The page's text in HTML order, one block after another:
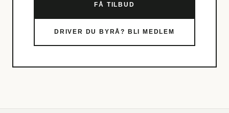
FÅ TILBUD
DRIVER DU BYRÅ? BLI MEDLEM